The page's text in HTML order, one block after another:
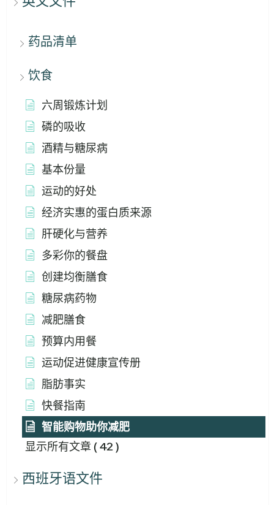
药品清单
饮食
六周锻炼计划
磷的吸收
酒精与糖尿病
基本份量
运动的好处
经济实惠的蛋白质来源
肝硬化与营养
多彩你的餐盘
创建均衡膳食
糖尿病药物
减肥膳食
预算内用餐
运动促进健康宣传册
脂肪事实
快餐指南
智能购物助你减肥
显示所有文章 ( 42 )
西班牙语文件